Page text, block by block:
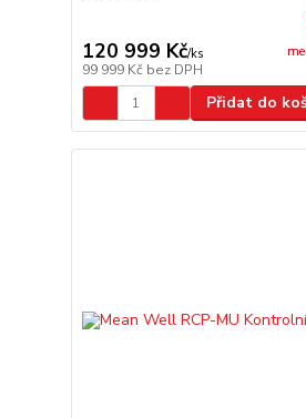
120 999 Kč/ks
99 999 Kč bez DPH
Přidat do